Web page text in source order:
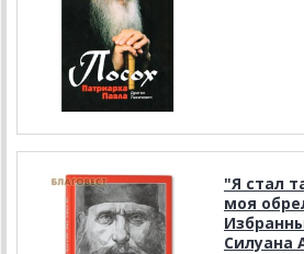
"Я стал
моя
Силуана